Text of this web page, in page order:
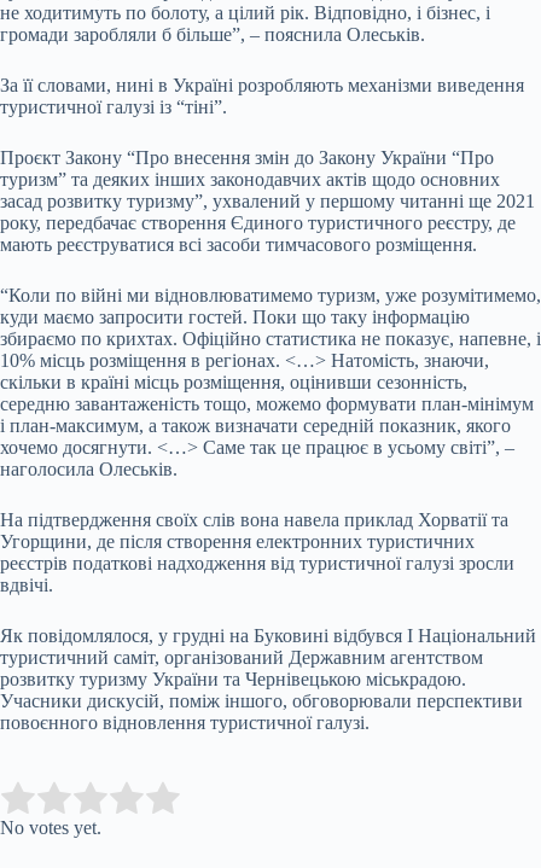
не ходитимуть по болоту, а цілий рік. Відповідно, і бізнес, і
громади заробляли б більше”, – пояснила Олеськів.
За її словами, нині в Україні розробляють механізми виведення
туристичної галузі із “тіні”.
Проєкт Закону “Про внесення змін до Закону України “Про
туризм” та деяких інших законодавчих актів щодо основних
засад розвитку туризму”, ухвалений у першому читанні ще 2021
року, передбачає створення Єдиного туристичного реєстру, де
мають реєструватися всі засоби тимчасового розміщення.
“Коли по війні ми відновлюватимемо туризм, уже розумітимемо,
куди маємо запросити гостей. Поки що таку інформацію
збираємо по крихтах. Офіційно статистика не показує, напевне, і
10% місць розміщення в регіонах. <…> Натомість, знаючи,
скільки в країні місць розміщення, оцінивши сезонність,
середню завантаженість тощо, можемо формувати план-мінімум
і план-максимум, а також визначати середній показник, якого
хочемо досягнути. <…> Саме так це працює в усьому світі”, –
наголосила Олеськів.
На підтвердження своїх слів вона навела приклад Хорватії та
Угорщини, де після створення електронних туристичних
реєстрів податкові надходження від туристичної галузі зросли
вдвічі.
Як повідомлялося, у грудні на Буковині відбувся І Національний
туристичний саміт, організований Державним агентством
розвитку туризму України та Чернівецькою міськрадою.
Учасники дискусій, поміж іншого, обговорювали перспективи
повоєнного відновлення туристичної галузі.
Rate this item:
No votes yet.